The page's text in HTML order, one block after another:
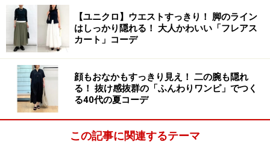
数年前にボーイフレンドデニムが流行りましたが、それ
と同じようにボーイフレンドから借りたニットと捉えて
もいいかもしれませんね。
レディースのゆるニット・メンズの大きめ
サイズはどう合わせればいいの？
コーディネートをするとき、それぞれの特徴を理解して
【ユニクロ】ウエストすっきり！ 脚のライン
はしっかり隠れる！ 大人かわいい「フレアス
カート」コーデ
顔もおなかもすっきり見え！ 二の腕も隠れ
る！ 抜け感抜群の「ふんわりワンピ」でつく
る40代の夏コーデ
この記事に関連するテーマ